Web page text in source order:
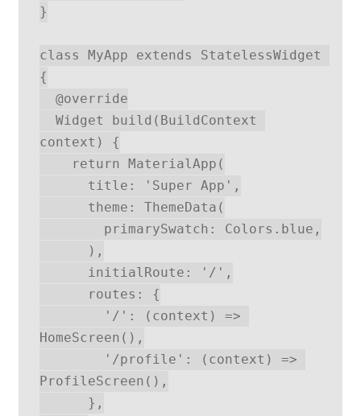
}
class MyApp extends StatelessWidget
{
  @override
context) {
    return MaterialApp(
      title: 'Super App',
      theme: ThemeData(
        primarySwatch: Colors.blue,
      ),
      initialRoute: '/',
      routes: {
HomeScreen(),
ProfileScreen(),
      },